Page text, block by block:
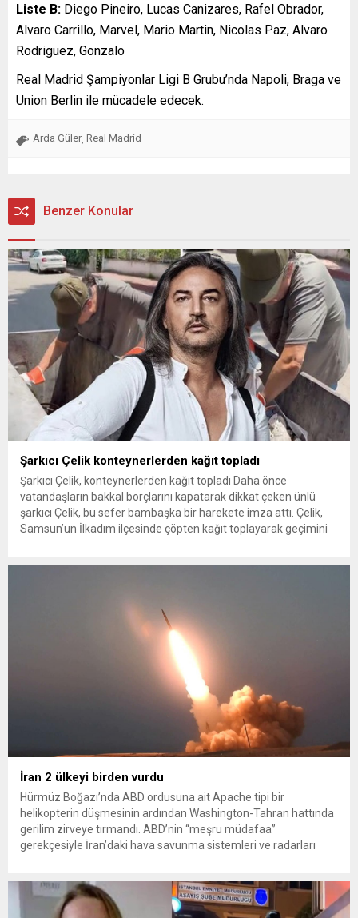
Liste B: Diego Pineiro, Lucas Canizares, Rafel Obrador,
Alvaro Carrillo, Marvel, Mario Martin, Nicolas Paz, Alvaro
Rodriguez, Gonzalo
Real Madrid Şampiyonlar Ligi B Grubu’nda Napoli, Braga ve
Union Berlin ile mücadele edecek.
Arda Güler Real Madrid
Benzer Konular
Şarkıcı Çelik konteynerlerden kağıt topladı
Şarkıcı Çelik, konteynerlerden kağıt topladı Daha önce
vatandaşların bakkal borçlarını kapatarak dikkat çeken ünlü
şarkıcı Çelik, bu sefer bambaşka bir harekete imza attı. Çelik,
Samsun’un İlkadım ilçesinde çöpten kağıt toplayarak geçimini
İran 2 ülkeyi birden vurdu
Hürmüz Boğazı’nda ABD ordusuna ait Apache tipi bir
helikopterin düşmesinin ardından Washington-Tahran hattında
gerilim zirveye tırmandı. ABD’nin “meşru müdafaa”
gerekçesiyle İran’daki hava savunma sistemleri ve radarları
yeni bir ABD saldırısına anında yanıt verileceğini duyurdu....